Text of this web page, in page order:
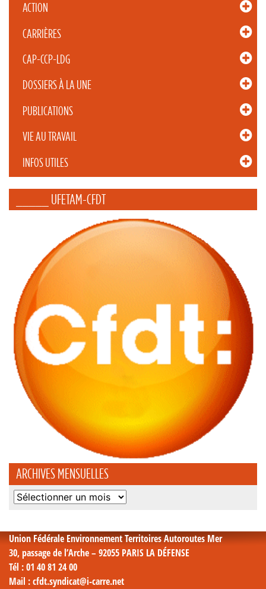
ACTION
CARRIÈRES
CAP-CCP-LDG
DOSSIERS À LA UNE
PUBLICATIONS
VIE AU TRAVAIL
INFOS UTILES
_____ UFETAM-CFDT
ARCHIVES MENSUELLES
Archives
Union Fédérale Environnement Territoires Autoroutes Mer
30, passage de l’Arche – 92055 PARIS LA DÉFENSE
Tél : 01 40 81 24 00
Mail : cfdt.syndicat@i-carre.net